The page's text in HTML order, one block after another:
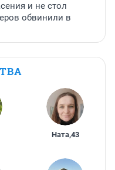
и не стол
обвинили в
Ната,43